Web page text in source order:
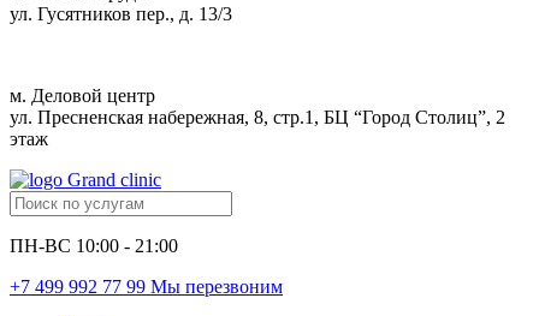
ул. Гусятников пер., д. 13/3
м. Деловой центр
ул. Пресненская набережная, 8, стр.1, БЦ “Город Столиц”, 2
этаж
ПН-ВС 10:00 - 21:00
+7 499 992 77 99 Мы перезвоним